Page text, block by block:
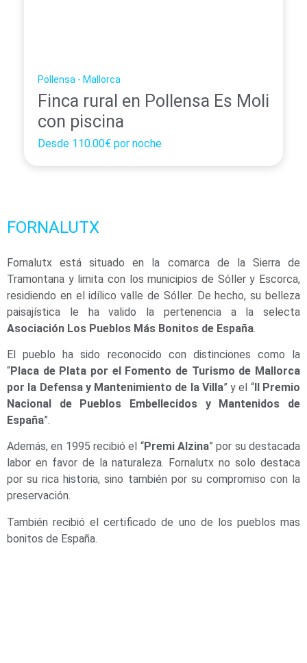
Pollensa - Mallorca
Finca rural en Pollensa Es Moli
con piscina
Desde 110.00€ por noche
FORNALUTX
Fornalutx está situado en la comarca de la Sierra de
Tramontana y limita con los municipios de Sóller y Escorca,
residiendo en el idílico valle de Sóller. De hecho, su belleza
paisajística le ha valido la pertenencia a la selecta
Asociación Los Pueblos Más Bonitos de España.
El pueblo ha sido reconocido con distinciones como la
“Placa de Plata por el Fomento de Turismo de Mallorca
por la Defensa y Mantenimiento de la Villa” y el “II Premio
Nacional de Pueblos Embellecidos y Mantenidos de
España”.
Además, en 1995 recibió el “Premi Alzina” por su destacada
labor en favor de la naturaleza. Fornalutx no solo destaca
por su rica historia, sino también por su compromiso con la
preservación.
También recibió el certificado de uno de los pueblos mas
bonitos de España.